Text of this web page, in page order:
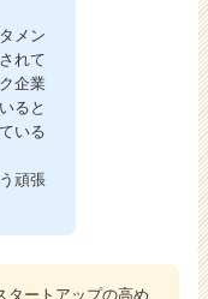
メン
れて
企業
ると
いる
頑張
タートアップの高め